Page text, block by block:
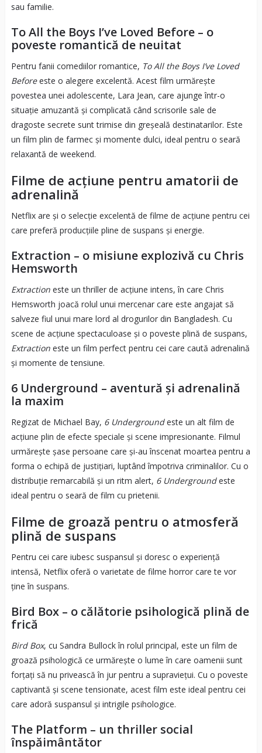
sau familie.
To All the Boys I’ve Loved Before – o
poveste romantică de neuitat
Pentru fanii comediilor romantice, To All the Boys I’ve Loved
Beforeeste o alegere excelentă. Acest film urmărește
povestea unei adolescente, Lara Jean, care ajunge într-o
situație amuzantă și complicată când scrisorile sale de
dragoste secrete sunt trimise din greșeală destinatarilor. Este
un film plin de farmec și momente dulci, ideal pentru o seară
relaxantă de weekend.
Filme de acțiune pentru amatorii de
adrenalină
Netflix are și o selecție excelentă de filme de acțiune pentru cei
care preferă producțiile pline de suspans și energie.
Extraction – o misiune explozivă cu Chris
Hemsworth
Extractioneste un thriller de acțiune intens, în care Chris
Hemsworth joacă rolul unui mercenar care este angajat să
salveze fiul unui mare lord al drogurilor din Bangladesh. Cu
scene de acțiune spectaculoase și o poveste plină de suspans,
Extractioneste un film perfect pentru cei care caută adrenalină
și momente de tensiune.
6 Underground – aventură și adrenalină
la maxim
Regizat de Michael Bay, 6 Undergroundeste un alt film de
acțiune plin de efecte speciale și scene impresionante. Filmul
urmărește șase persoane care și-au înscenat moartea pentru a
forma o echipă de justițiari, luptând împotriva criminalilor. Cu o
distribuție remarcabilă și un ritm alert, 6 Undergroundeste
ideal pentru o seară de film cu prietenii.
Filme de groază pentru o atmosferă
plină de suspans
Pentru cei care iubesc suspansul și doresc o experiență
intensă, Netflix oferă o varietate de filme horror care te vor
ține în suspans.
Bird Box – o călătorie psihologică plină de
frică
Bird Box, cu Sandra Bullock în rolul principal, este un film de
groază psihologică ce urmărește o lume în care oamenii sunt
forțați să nu privească în jur pentru a supraviețui. Cu o poveste
captivantă și scene tensionate, acest film este ideal pentru cei
care adoră suspansul și intrigile psihologice.
The Platform – un thriller social
înspăimântător